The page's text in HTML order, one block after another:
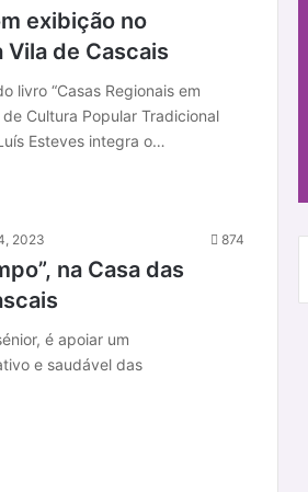
exibição no
Vila de Cascais
livro “Casas Regionais em
Cultura Popular Tradicional
Esteves integra o…
2023 874
na Casa das
é apoiar um
e saudável das